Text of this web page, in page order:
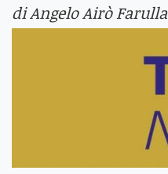
di Angelo Airò Farulla